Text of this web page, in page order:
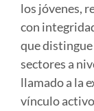
los jóvenes,
con
que
sectores a
llamado a la
vínculo